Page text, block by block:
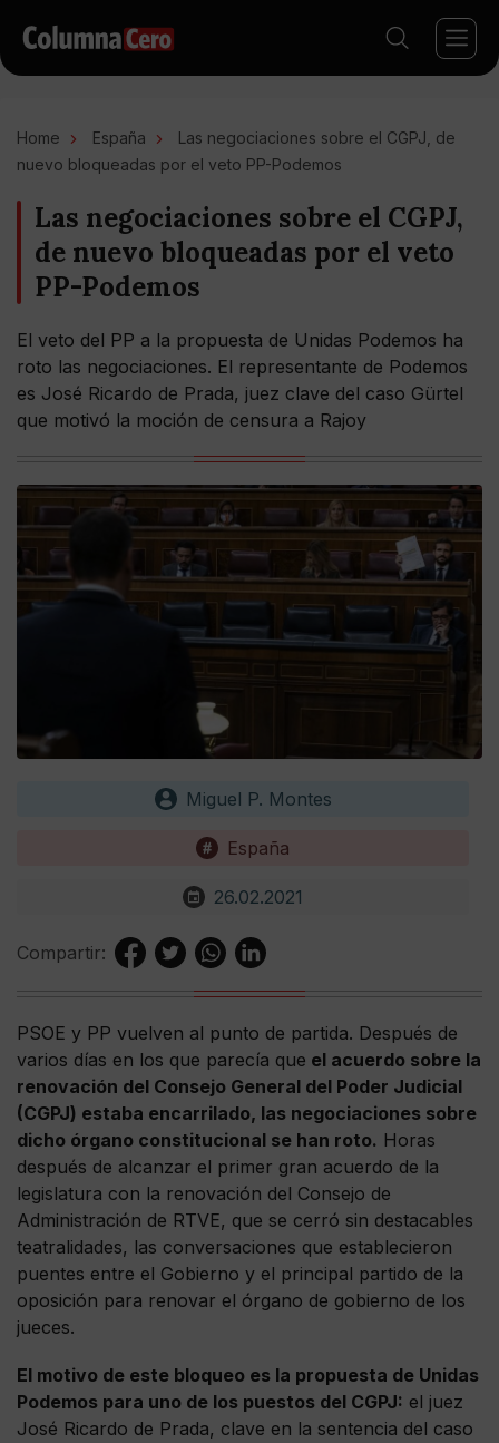
Home España
Las negociaciones sobre el CGPJ, de
nuevo bloqueadas por el veto PP-Podemos
Las negociaciones sobre el CGPJ,
de nuevo bloqueadas por el veto
PP-Podemos
El veto del PP a la propuesta de Unidas Podemos ha
roto las negociaciones. El representante de Podemos
es José Ricardo de Prada, juez clave del caso Gürtel
que motivó la moción de censura a Rajoy
Miguel P. Montes
España
26.02.2021
Compartir:
PSOE y PP vuelven al punto de partida. Después de
varios días en los que parecía que el acuerdo sobre la
renovación del Consejo General del Poder Judicial
(CGPJ) estaba encarrilado, las negociaciones sobre
dicho órgano constitucional se han roto. Horas
después de alcanzar el primer gran acuerdo de la
legislatura con la renovación del Consejo de
Administración de RTVE, que se cerró sin destacables
teatralidades, las conversaciones que establecieron
puentes entre el Gobierno y el principal partido de la
oposición para renovar el órgano de gobierno de los
jueces.
El motivo de este bloqueo es la propuesta de Unidas
Podemos para uno de los puestos del CGPJ: el juez
José Ricardo de Prada, clave en la sentencia del caso